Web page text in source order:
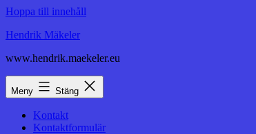
Hoppa till innehåll
Hendrik Mäkeler
www.hendrik.maekeler.eu
Meny Stäng
Kontakt
Kontaktformulär